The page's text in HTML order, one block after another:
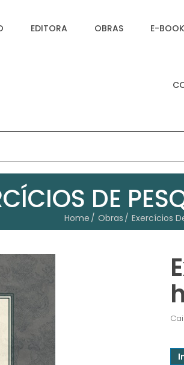
EDITORA OBRAS E-
DE
Home Obras Exercícios